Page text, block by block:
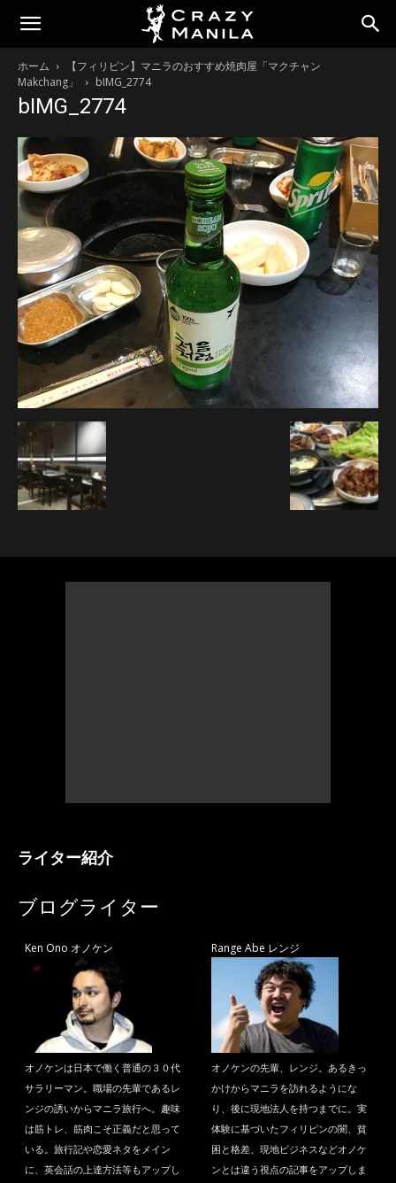
ホーム
【フィリピン】マニラのおすすめ焼肉屋「マクチャン
Makchang」
bIMG_2774
bIMG_2774
ライター紹介
ブログライター
Ken Ono オノケン
オノケンは日本で働く普通の３０代
サラリーマン。職場の先輩であるレ
ンジの誘いからマニラ旅行へ。趣味
は筋トレ、筋肉こそ正義だと思って
いる。旅行記や恋愛ネタをメイン
に、英会話の上達方法等もアップし
Range Abe レンジ
オノケンの先輩、レンジ。あるきっ
かけからマニラを訪れるようにな
り、後に現地法人を持つまでに。実
体験に基づいたフィリピンの闇、貧
困と格差、現地ビジネスなどオノケ
ンとは違う視点の記事をアップしま